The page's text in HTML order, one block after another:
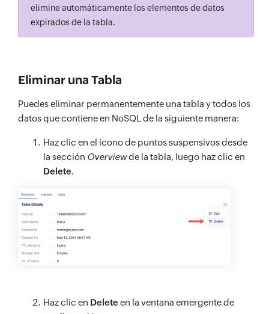
elimine automáticamente los elementos de datos
expirados de la tabla.
Eliminar una Tabla
Puedes eliminar permanentemente una tabla y todos los
datos que contiene en NoSQL de la siguiente manera:
Haz clic en el ícono de puntos suspensivos desde
la sección Overviewde la tabla, luego haz clic en
Delete.
Haz clic en Delete en la ventana emergente de